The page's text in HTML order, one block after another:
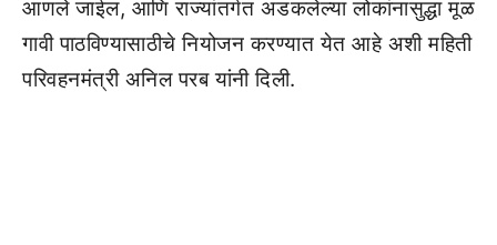
आणले जाईल, आणि राज्यांतर्गत अडकलेल्या लोकांनासुद्धा मूळ
गावी पाठविण्यासाठीचे नियोजन करण्यात येत आहे अशी महिती
परिवहनमंत्री अनिल परब यांनी दिली.